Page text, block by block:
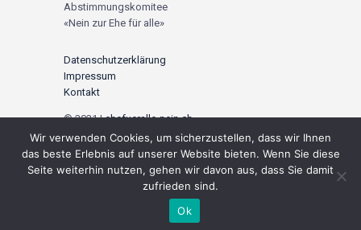
Abstimmungskomitee
«Nein zur Ehe für alle»
Datenschutzerklärung
Impressum
Kontakt
© 2021 |ehefueralle-nein.ch
Social Media
Wir verwenden Cookies, um sicherzustellen, dass wir Ihnen
das beste Erlebnis auf unserer Website bieten. Wenn Sie diese
Seite weiterhin nutzen, gehen wir davon aus, dass Sie damit
zufrieden sind.
Ok